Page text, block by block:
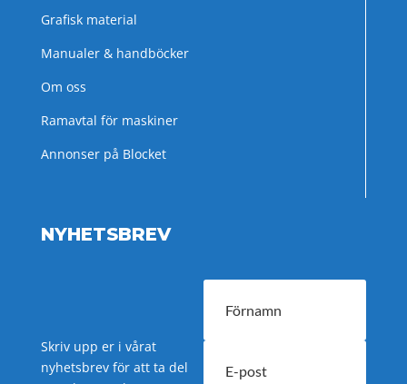
Grafisk material
Manualer & handböcker
Om oss
Ramavtal för maskiner
Annonser på Blocket
NYHETSBREV
Skriv upp er i vårat
nyhetsbrev för att ta del